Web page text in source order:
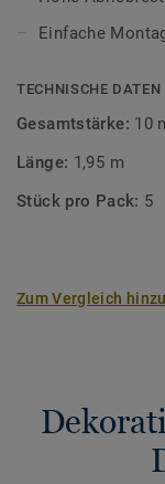
Einfache
TECHNISCHE DATEN
Gesamtstärke: 10
Länge: 1,95 m
Stück pro Pack: 5
Zum Vergleich